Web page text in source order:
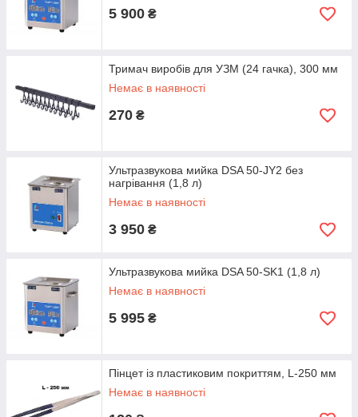
5 900 ₴
Тримач виробів для УЗМ (24 гачка), 300 мм
Немає в наявності
270 ₴
Ультразвукова мийка DSA 50-JY2 без
нагрівання (1,8 л)
Немає в наявності
3 950 ₴
Ультразвукова мийка DSA 50-SK1 (1,8 л)
Немає в наявності
5 995 ₴
Пінцет із пластиковим покриттям, L-250 мм
Немає в наявності